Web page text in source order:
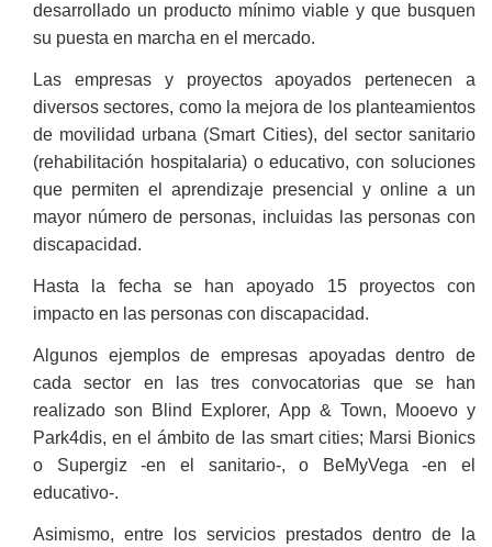
desarrollado un producto mínimo viable y que busquen
su puesta en marcha en el mercado.
Las empresas y proyectos apoyados pertenecen a
diversos sectores, como la mejora de los planteamientos
de movilidad urbana (Smart Cities), del sector sanitario
(rehabilitación hospitalaria) o educativo, con soluciones
que permiten el aprendizaje presencial y online a un
mayor número de personas, incluidas las personas con
discapacidad.
Hasta la fecha se han apoyado 15 proyectos con
impacto en las personas con discapacidad.
Algunos ejemplos de empresas apoyadas dentro de
cada sector en las tres convocatorias que se han
realizado son Blind Explorer, App & Town, Mooevo y
Park4dis, en el ámbito de las smart cities; Marsi Bionics
o Supergiz -en el sanitario-, o BeMyVega -en el
educativo-.
Asimismo, entre los servicios prestados dentro de la